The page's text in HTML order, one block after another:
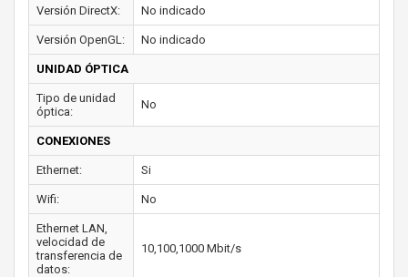
Versión DirectX: No indicado
Versión OpenGL: No indicado
UNIDAD ÓPTICA
Tipo de unidad
óptica:
No
CONEXIONES
Ethernet: Si
Wifi: No
Ethernet LAN,
velocidad de
transferencia de
datos:
10,100,1000 Mbit/s